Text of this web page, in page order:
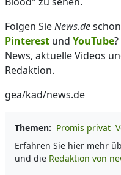
Folgen SieNews.de
Pinterest und YouTube
News, aktuelle Videos
Redaktion.
gea/kad/news.de
Themen: Promis privat
Erfahren Sie hier mehr
und die Redaktion von